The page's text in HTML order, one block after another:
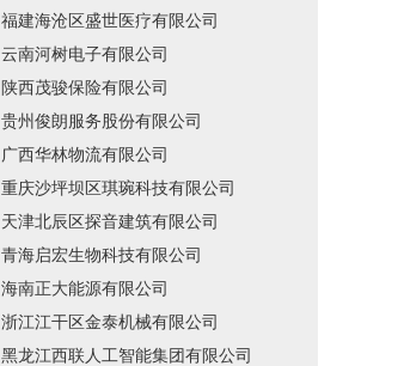
福建海沧区盛世医疗有限公司
云南河树电子有限公司
陕西茂骏保险有限公司
贵州俊朗服务股份有限公司
广西华林物流有限公司
重庆沙坪坝区琪琬科技有限公司
天津北辰区探音建筑有限公司
青海启宏生物科技有限公司
海南正大能源有限公司
浙江江干区金泰机械有限公司
黑龙江西联人工智能集团有限公司